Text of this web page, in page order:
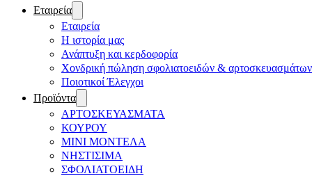
Εταιρεία
Εταιρεία
Η ιστορία μας
Ανάπτυξη και κερδοφορία
Χονδρική πώληση σφολιατοειδών & αρτοσκευασμάτων
Ποιοτικοί Έλεγχοι
Προϊόντα
ΑΡΤΟΣΚΕΥΑΣΜΑΤΑ
ΚΟΥΡΟΥ
ΜΙΝΙ ΜΟΝΤΕΛΑ
ΝΗΣΤΙΣΙΜΑ
ΣΦΟΛΙΑΤΟΕΙΔΗ